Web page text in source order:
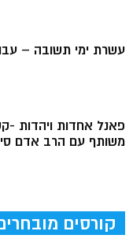
עשרת ימי תשובה –
פאנל אחדות ויהדות -
משותף עם הרב אדם
קורסים